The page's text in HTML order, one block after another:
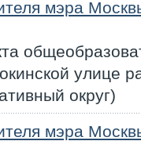
мэра
улице
округ)
мэра